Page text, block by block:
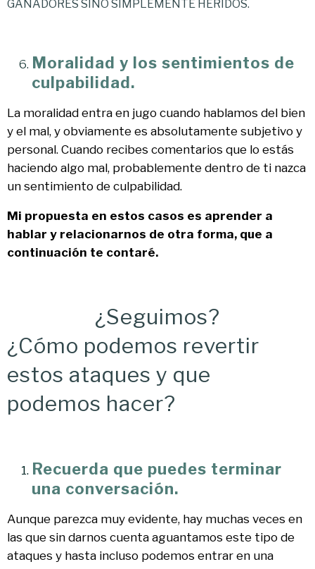
GANADORES SINO SIMPLEMENTE HERIDOS.
Moralidad y los sentimientos de
culpabilidad.
La moralidad entra en jugo cuando hablamos del bien
y el mal, y obviamente es absolutamente subjetivo y
personal. Cuando recibes comentarios que lo estás
haciendo algo mal, probablemente dentro de ti nazca
un sentimiento de culpabilidad.
Mi propuesta en estos casos es aprender a
hablar y relacionarnos de otra forma, que a
continuación te contaré.
¿Seguimos?
¿Cómo podemos revertir
estos ataques y que
podemos hacer?
Recuerda que puedes terminar
una conversación.
Aunque parezca muy evidente, hay muchas veces en
las que sin darnos cuenta aguantamos este tipo de
ataques y hasta incluso podemos entrar en una